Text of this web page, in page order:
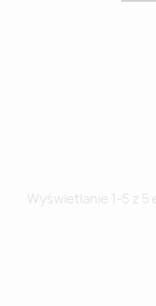
Wyświetlanie 1-5 z 5